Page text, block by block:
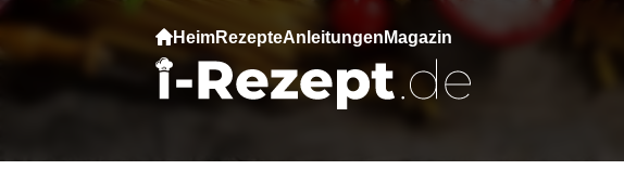
HeimRezepteAnleitungen Magazin